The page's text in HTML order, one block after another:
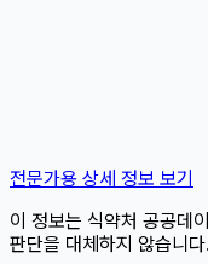
전문가용 상세 정보 보기
이 정보는 식약처 공공데
판단을 대체하지 않습니다.